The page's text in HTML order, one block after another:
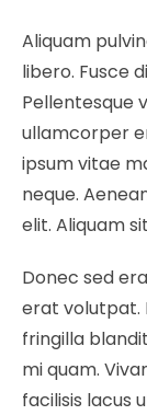
Aliquam
libero. Fusce
Pellentesque
ullamcorper
ipsum vitae
neque.
elit. Aliquam
Donec sed
erat volutpat.
fringilla
mi quam.
facilisis lacus